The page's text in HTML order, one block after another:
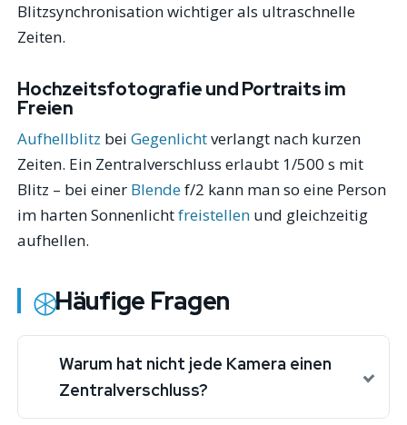
Blitzsynchronisation wichtiger als ultraschnelle
Zeiten.
Hochzeitsfotografie und Portraits im
Freien
Aufhellblitz beiGegenlichtverlangt nach kurzen
Zeiten. Ein Zentralverschluss erlaubt 1/500 s mit
Blitz – bei einer Blendef/2 kann man so eine Person
im harten Sonnenlichtfreistellen und gleichzeitig
aufhellen.
Häufige Fragen
Warum hat nicht jede Kamera einen
Zentralverschluss?